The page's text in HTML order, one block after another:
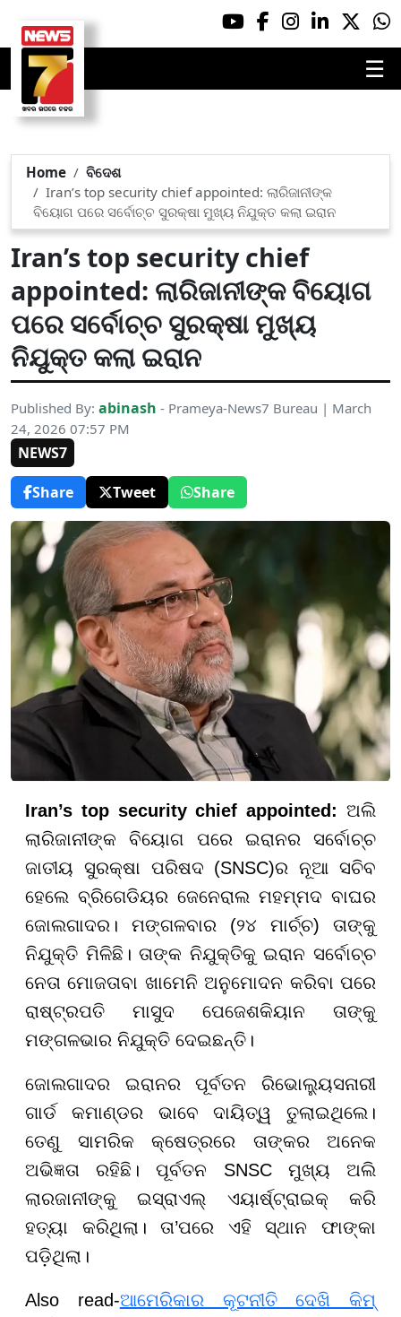
☰
Home
ବିଦେଶ
Iran’s top security chief appointed: ଲାରିଜାନୀଙ୍କ
ବିୟୋଗ ପରେ ସର୍ବୋଚ୍ଚ ସୁରକ୍ଷା ମୁଖ୍ୟ ନିଯୁକ୍ତ କଲା ଇରାନ
Iran’s top security chief
appointed: ଲାରିଜାନୀଙ୍କ ବିୟୋଗ
ପରେ ସର୍ବୋଚ୍ଚ ସୁରକ୍ଷା ମୁଖ୍ୟ
ନିଯୁକ୍ତ କଲା ଇରାନ
Published By: abinash - Prameya-News7 Bureau | March
24, 2026 07:57 PM
NEWS7
Share
Tweet Share
Iran’s top security chief appointed: ଅଲି
ଲାରିଜାନୀଙ୍କ ବିୟୋଗ ପରେ ଇରାନର ସର୍ବୋଚ୍ଚ
ଜାତୀୟ ସୁରକ୍ଷା ପରିଷଦ (SNSC)ର ନୂଆ ସଚିବ
ହେଲେ ବ୍ରିଗେଡିୟର ଜେନେରାଲ ମହମ୍ମଦ ବାଘର
ଜୋଲଗାଦର। ମଙ୍ଗଳବାର (୨୪ ମାର୍ଚ୍ଚ) ତାଙ୍କୁ
ନିଯୁକ୍ତି ମିଳିଛି। ତାଙ୍କ ନିଯୁକ୍ତିକୁ ଇରାନ ସର୍ବୋଚ୍ଚ
ନେତା ମୋଜତାବା ଖାମେନି ଅନୁମୋଦନ କରିବା ପରେ
ରାଷ୍ଟ୍ରପତି ମାସୁଦ ପେଜେଶକିୟାନ ତାଙ୍କୁ
ମଙ୍ଗଳଭାର ନିଯୁକ୍ତି ଦେଇଛନ୍ତି।
ଜୋଲଗାଦର ଇରାନର ପୂର୍ବତନ ରିଭୋଲ୍ୟୁସନାରୀ
ଗାର୍ଡ କମାଣ୍ଡର ଭାବେ ଦାୟିତ୍ୱ ତୁଲାଇଥିଲେ।
ତେଣୁ ସାମରିକ କ୍ଷେତ୍ରରେ ତାଙ୍କର ଅନେକ
ଅଭିଜ୍ଞତା ରହିଛି। ପୂର୍ବତନ SNSC ମୁଖ୍ୟ ଅଲି
ଲାରଜାନୀଙ୍କୁ ଇସ୍ରାଏଲ୍ ଏୟାର୍ଷ୍ଟ୍ରାଇକ୍ କରି
ହତ୍ୟା କରିଥିଲା। ତା’ପରେ ଏହି ସ୍ଥାନ ଫାଙ୍କା
ପଡ଼ିଥିଲା।
Also read-ଆମେରିକାର କୂଟନୀତି ଦେଖି କିମ୍